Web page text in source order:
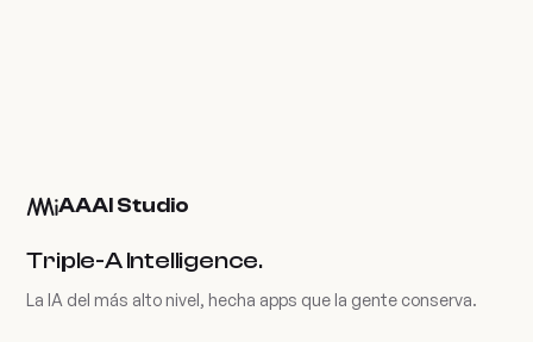
AAAI Studio
Triple-A Intelligence.
La IA del más alto nivel, hecha apps que la gente conserva.